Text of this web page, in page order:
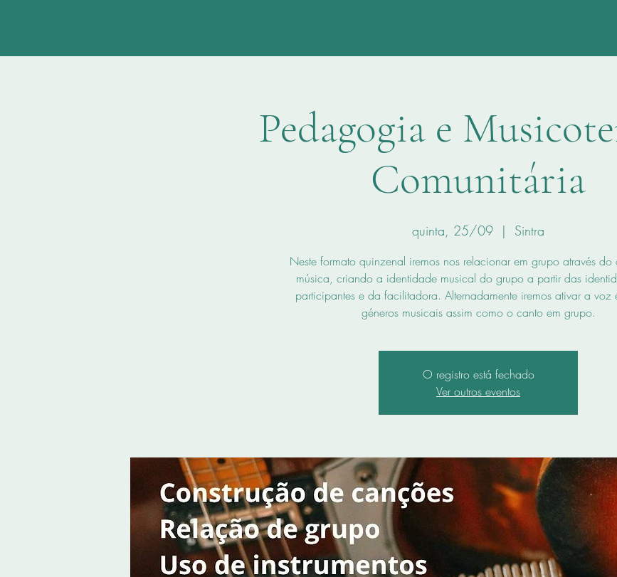
Pedagogia e
Comunitária
quinta, 25/09
  |
Sintra
Neste formato quinzenal iremos nos relacionar em grupo através
música, criando a identidade musical do grupo a partir das
participantes e da facilitadora. Alternadamente iremos ativar a voz
géneros musicais assim como o canto em grupo.
O registro está fechado
Ver outros eventos